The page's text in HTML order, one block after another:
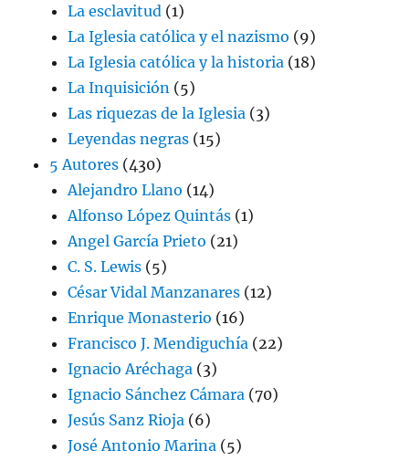
La esclavitud (1)
La Iglesia católica y el nazismo (9)
La Iglesia católica y la historia (18)
La Inquisición (5)
Las riquezas de la Iglesia (3)
Leyendas negras (15)
5 Autores (430)
Alejandro Llano (14)
Alfonso López Quintás (1)
Angel García Prieto (21)
C. S. Lewis (5)
César Vidal Manzanares (12)
Enrique Monasterio (16)
Francisco J. Mendiguchía (22)
Ignacio Aréchaga (3)
Ignacio Sánchez Cámara (70)
Jesús Sanz Rioja (6)
José Antonio Marina (5)